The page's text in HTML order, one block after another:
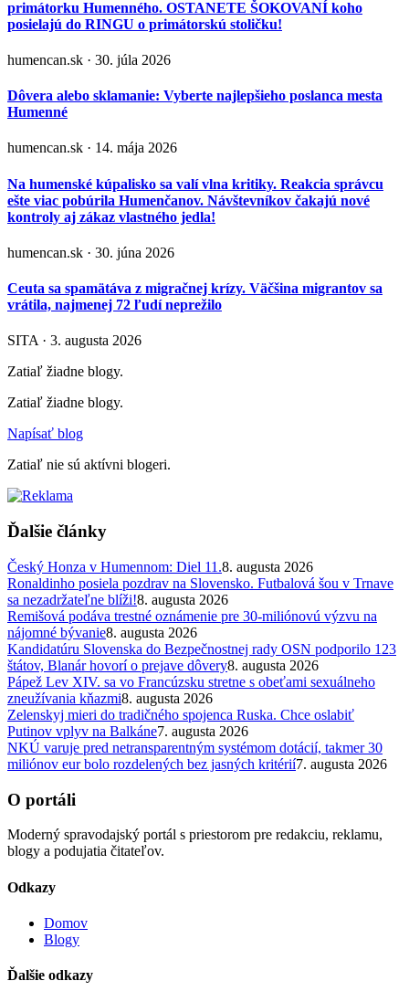
primátorku Humenného. OSTANETE ŠOKOVANÍ koho
posielajú do RINGU o primátorskú stoličku!
humencan.sk · 30. júla 2026
Dôvera alebo sklamanie: Vyberte najlepšieho poslanca mesta
Humenné
humencan.sk · 14. mája 2026
Na humenské kúpalisko sa valí vlna kritiky. Reakcia správcu
ešte viac pobúrila Humenčanov. Návštevníkov čakajú nové
kontroly aj zákaz vlastného jedla!
humencan.sk · 30. júna 2026
Ceuta sa spamätáva z migračnej krízy. Väčšina migrantov sa
vrátila, najmenej 72 ľudí neprežilo
SITA · 3. augusta 2026
Zatiaľ žiadne blogy.
Zatiaľ žiadne blogy.
Napísať blog
Zatiaľ nie sú aktívni blogeri.
Ďalšie články
Český Honza v Humennom: Diel 11.8. augusta 2026
Ronaldinho posiela pozdrav na Slovensko. Futbalová šou v Trnave
sa nezadržateľne blíži!8. augusta 2026
Remišová podáva trestné oznámenie pre 30-miliónovú výzvu na
nájomné bývanie8. augusta 2026
Kandidatúru Slovenska do Bezpečnostnej rady OSN podporilo 123
štátov, Blanár hovorí o prejave dôvery8. augusta 2026
Pápež Lev XIV. sa vo Francúzsku stretne s obeťami sexuálneho
zneužívania kňazmi8. augusta 2026
Zelenskyj mieri do tradičného spojenca Ruska. Chce oslabiť
Putinov vplyv na Balkáne7. augusta 2026
NKÚ varuje pred netransparentným systémom dotácií, takmer 30
miliónov eur bolo rozdelených bez jasných kritérií7. augusta 2026
O portáli
Moderný spravodajský portál s priestorom pre redakciu, reklamu,
blogy a podujatia čitateľov.
Odkazy
Domov
Blogy
Ďalšie odkazy